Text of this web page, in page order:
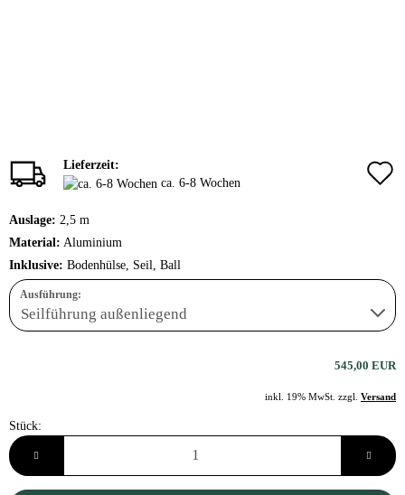
Lieferzeit:
ca. 6-8 Wochen
Auslage: 2,5 m
Material: Aluminium
Inklusive: Bodenhülse, Seil, Ball
Ausführung:
545,00 EUR
inkl. 19% MwSt. zzgl. Versand
Stück:
Stück